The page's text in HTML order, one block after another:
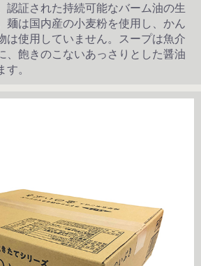
認証された持続可能なバーム油の生
麺は国内産の小麦粉を使用し、かん
は使用していません。スープは魚介
、飽きのこないあっさりとした醤油
。